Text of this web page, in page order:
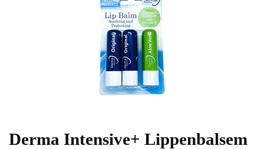
Derma Intensive+ Lippenbalsem